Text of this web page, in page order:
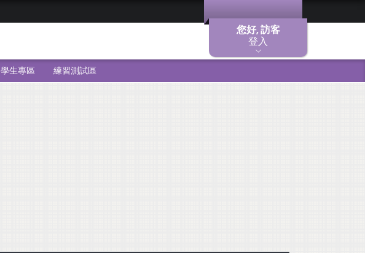
您好, 訪客
登入
學生專區 練習測試區